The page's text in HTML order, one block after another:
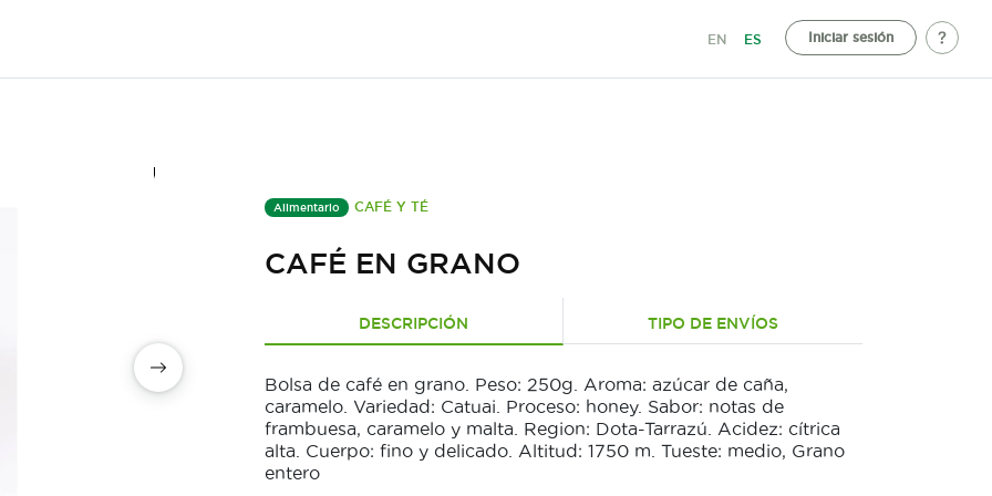
EN ES Iniciar sesión
Alimentario CAFÉ Y TÉ
CAFÉ EN GRANO
DESCRIPCIÓN TIPO DE ENVÍOS
Bolsa de café en grano. Peso: 250g. Aroma: azúcar de caña,
caramelo. Variedad: Catuai. Proceso: honey. Sabor: notas de
frambuesa, caramelo y malta. Region: Dota-Tarrazú. Acidez: cítrica
alta. Cuerpo: fino y delicado. Altitud: 1750 m. Tueste: medio, Grano
entero